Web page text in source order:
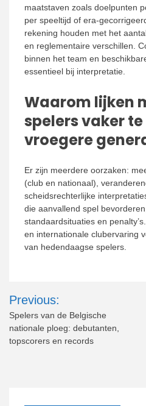
maatstaven zoals doelpunten
per speeltijd of era-
rekening houden met het
en reglementaire verschillen.
binnen het team en
essentieel bij interpretatie.
Waarom lijken
spelers vaker
vroegere
Er zijn meerdere oorzaken:
(club en nationaal),
scheidsrechterlijke
die aanvallend spel
standaardsituaties en
en internationale clubervaring
van hedendaagse spelers.
Post
navigation
Previous:
Spelers van de Belgische
nationale ploeg: debutanten,
topscorers en records